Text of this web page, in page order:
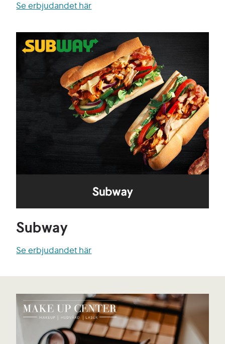
Se erbjudandet här
Subway
Se erbjudandet här